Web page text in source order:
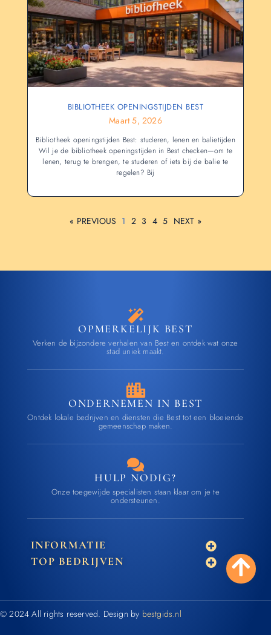
BIBLIOTHEEK OPENINGSTIJDEN BEST
Maart 5, 2026
Bibliotheek openingstijden Best: studeren, lenen en balietijden
Wil je de bibliotheek openingstijden in Best checken—om te
lenen, terug te brengen, te studeren of iets bij de balie te
regelen? Bij
« PREVIOUS 1 2 3 4 5 NEXT »
OPMERKELIJK BEST
Verken de bijzondere verhalen van Best en ontdek wat onze
stad uniek maakt.
ONDERNEMEN IN BEST
Ontdek lokale bedrijven en diensten die Best tot een bloeiende
gemeenschap maken.
HULP NODIG?
Onze toegewijde specialisten staan klaar om je te
ondersteunen.
INFORMATIE
TOP BEDRIJVEN
© 2024 All rights reserved. Design by bestgids.nl